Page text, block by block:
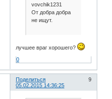
vovchik1231
От добра добра
не ищут.
лучшее враг хорошего?
0
Поделиться
9
05.02.2015 14:36:25